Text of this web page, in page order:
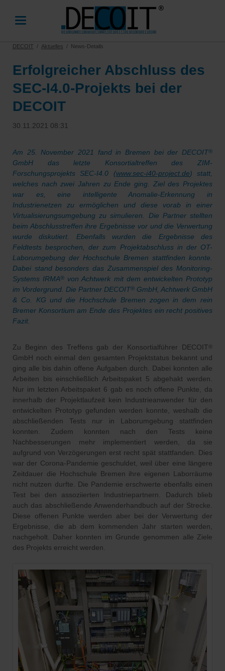
DECOIT Aktuelles News-Details
Erfolgreicher Abschluss des
SEC-I4.0-Projekts bei der
DECOIT
30.11.2021 08:31
Am 25. November 2021 fand in Bremen bei der DECOIT®
GmbH das letzte Konsortialtreffen des ZIM-
Forschungsprojekts SEC-I4.0 (www.sec-i40-project.de) statt,
welches nach zwei Jahren zu Ende ging. Ziel des Projektes
war es, eine intelligente Anomalie-Erkennung in
Industrienetzen zu ermöglichen und diese vorab in einer
Virtualisierungsumgebung zu simulieren. Die Partner stellten
beim Abschlusstreffen ihre Ergebnisse vor und die Verwertung
wurde diskutiert. Ebenfalls wurden die Ergebnisse des
Feldtests besprochen, der zum Projektabschluss in der OT-
Laborumgebung der Hochschule Bremen stattfinden konnte.
Dabei stand besonders das Zusammenspiel des Monitoring-
Systems IRMA® von Achtwerk mit dem entwickelten Prototyp
im Vordergrund. Die Partner DECOIT® GmbH, Achtwerk GmbH
& Co. KG und die Hochschule Bremen zogen in dem rein
Bremer Konsortium am Ende des Projektes ein recht positives
Fazit.
Zu Beginn des Treffens gab der Konsortialführer DECOIT ®
GmbH noch einmal den gesamten Projektstatus bekannt und
ging alle bis dahin offene Aufgaben durch. Dabei konnten alle
Arbeiten bis einschließlich Arbeitspaket 5 abgehakt werden.
Nur im letzten Arbeitspaket 6 gab es noch offene Punkte, da
innerhalb der Projektlaufzeit kein Industrieanwender für den
entwickelten Prototyp gefunden werden konnte, weshalb die
abschließenden Tests nur in Laborumgebung stattfinden
konnten. Zudem konnten nach den Tests keine
Nachbesserungen mehr implementiert werden, da sie
aufgrund von Verzögerungen erst recht spät stattfanden. Dies
war der Corona-Pandemie geschuldet, weil über eine längere
Zeitdauer die Hochschule Bremen ihre eigenen Laborräume
nicht nutzen durfte. Die Pandemie erschwerte ebenfalls einen
Test bei den assoziierten Industriepartnern. Dadurch blieb
auch das abschließende Anwenderhandbuch auf der Strecke.
Diese offenen Punkte werden aber bei der Verwertung der
Ergebnisse, die ab dem kommenden Jahr starten werden,
nachgeholt. Daher konnten im Grunde genommen alle Ziele
des Projekts erreicht werden.